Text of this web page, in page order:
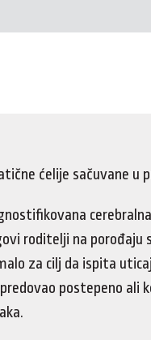
ćelije sačuvane u
roditelji na porođaju
za cilj da ispita
postepeno ali